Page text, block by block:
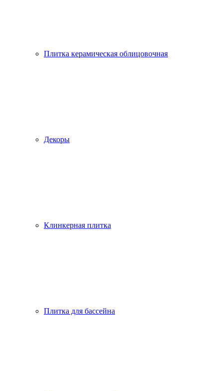
Плитка керамическая облицовочная
Декоры
Клинкерная плитка
Плитка для бассейна